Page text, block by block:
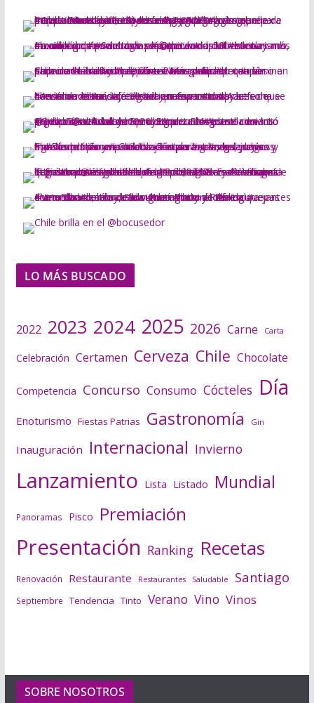
LO MÁS BUSCADO
2022 2023 2024 2025 2026 Carne Carta
Celebración Certamen Cerveza Chile Chocolate
Competencia Concurso Consumo Cócteles Día
Enoturismo Fiestas Patrias Gastronomía Gin
Inauguración Internacional Invierno
Lanzamiento Lista Listado Mundial
Panoramas Pisco Premiación
Presentación Ranking Recetas
Renovación Restaurante Restaurantes Saludable Santiago
Septiembre Tendencia Tinto Verano Vino Vinos
SOBRE NOSOTROS